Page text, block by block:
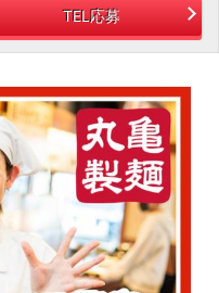
TEL応募